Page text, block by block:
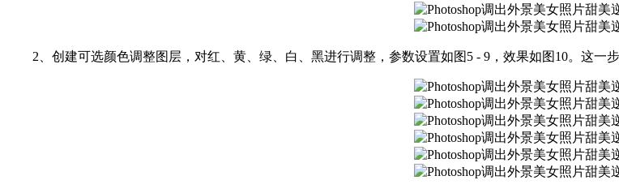
2、创建可选颜色调整图层，对红、黄、绿、白、黑进行调整，参数设置如图5 - 9，效果如图10。这一